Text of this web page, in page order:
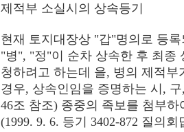
제적부 소실시의 상속등기
현재 토지대장상 "갑"명의로 등
"병", "정"이 순차 상속한 후 최종
청하려고 하는데 을, 병의 제적
경우, 상속인임을 증명하는 시,
46조 참조) 종중의 족보를 첨부
(1999. 9. 6. 등기 3402-872 질의회